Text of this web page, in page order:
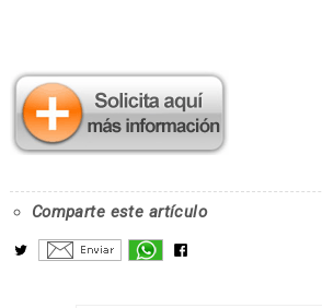
Comparte este artículo